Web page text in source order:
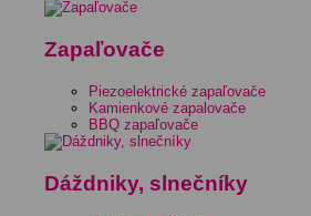
Zapaľovače
Piezoelektrické zapaľovače
Kamienkové zapalovače
BBQ zapaľovače
Dáždniky, slnečníky